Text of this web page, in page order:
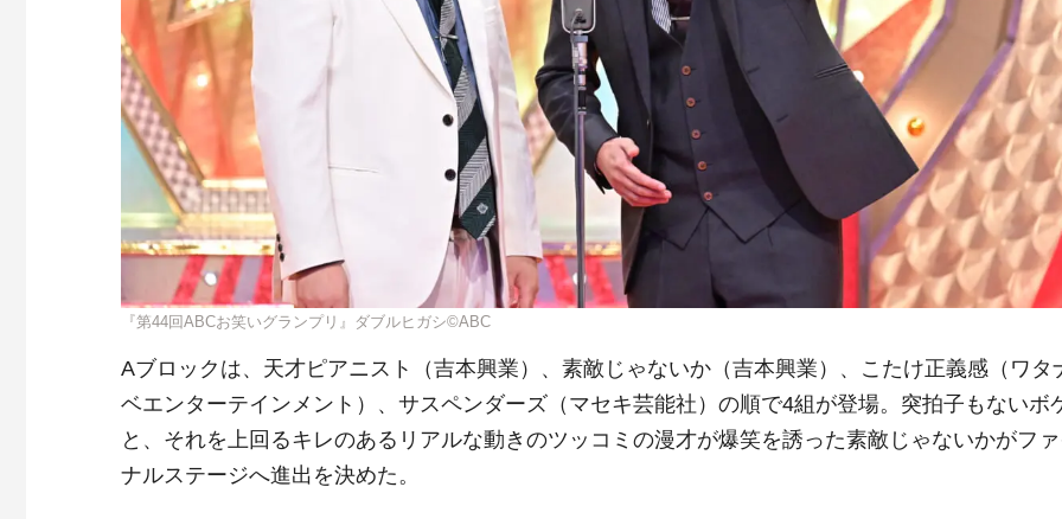
『第44回ABCお笑いグランプリ』ダブルヒガシ©ABC
Aブロックは、天才ピアニスト（吉本興業）、素敵じゃないか（吉本興業）、こたけ正義感（ワタ
ベエンターテインメント）、サスペンダーズ（マセキ芸能社）の順で4組が登場。突拍子もないボ
と、それを上回るキレのあるリアルな動きのツッコミの漫才が爆笑を誘った素敵じゃないかがフ
ナルステージへ進出を決めた。